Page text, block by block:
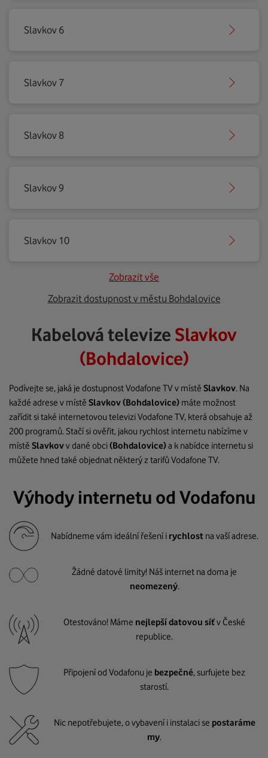
Slavkov 6
Slavkov 7
Slavkov 8
Slavkov 9
Slavkov 10
Zobrazit vše
Zobrazit dostupnost v městu Bohdalovice
Kabelová televize Slavkov
(Bohdalovice)
Podívejte se, jaká je dostupnost Vodafone TV v místě Slavkov. Na
každé adrese v místě Slavkov(Bohdalovice) máte možnost
zařídit si také internetovou televizi Vodafone TV, která obsahuje až
200 programů. Stačí si ověřit, jakou rychlost internetu nabízíme v
místě Slavkovv dané obci(Bohdalovice)a k nabídce internetu si
můžete hned také objednat některý z tarifů Vodafone TV.
Výhody internetu od Vodafonu
Nabídneme vám ideální řešení i rychlost na vaší adrese.
Žádné datové limity! Náš internet na doma je
neomezený.
Otestováno! Máme nejlepší datovou síťv České
republice.
Připojení od Vodafonu je bezpečné, surfujete bez
starostí.
Nic nepotřebujete, o vybavení i instalaci se postaráme
my.